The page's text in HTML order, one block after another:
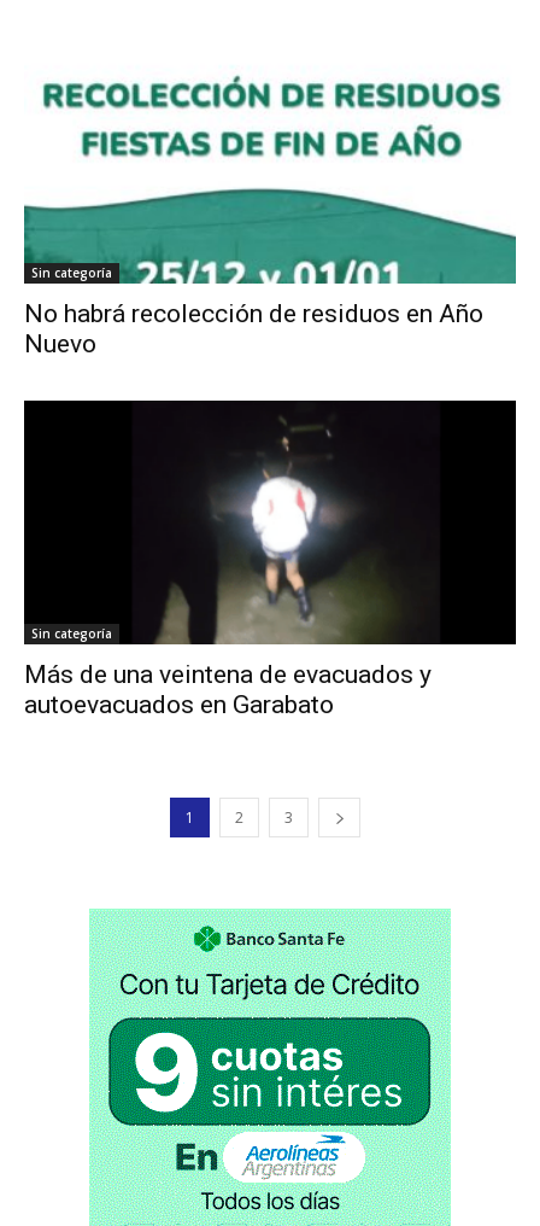
Sin categoría
No habrá recolección de residuos en Año
Nuevo
Sin categoría
Más de una veintena de evacuados y
autoevacuados en Garabato
1 2 3